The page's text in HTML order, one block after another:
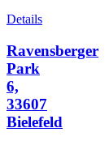
Details
Ravensberger
Park
6,
33607
Bielefeld